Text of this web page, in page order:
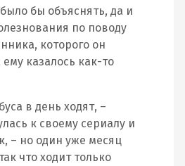
бы объяснять, да и
по поводу
которого он
казалось как-то
в день ходят, –
к своему сериалу и
– но один уже месяц
что ходит только